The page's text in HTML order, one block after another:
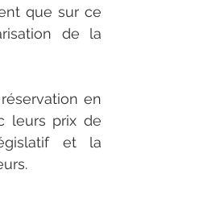
que sur ce
de la
en
leurs prix de
et la